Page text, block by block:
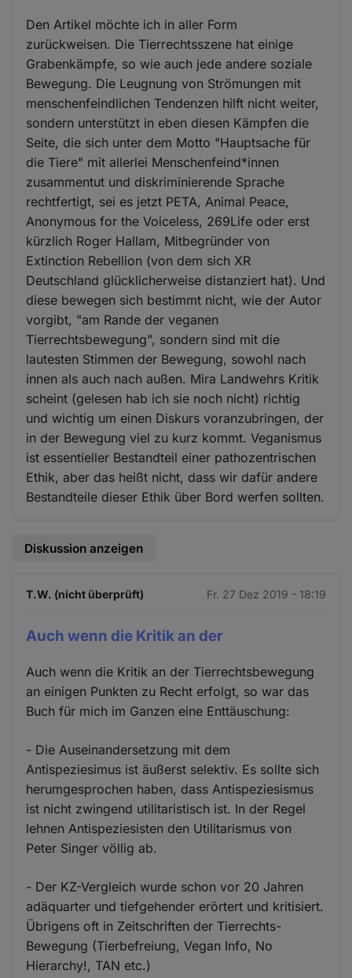
Den Artikel möchte ich in aller Form
zurückweisen. Die Tierrechtsszene hat einige
Grabenkämpfe, so wie auch jede andere soziale
Bewegung. Die Leugnung von Strömungen mit
menschenfeindlichen Tendenzen hilft nicht weiter,
sondern unterstützt in eben diesen Kämpfen die
Seite, die sich unter dem Motto "Hauptsache für
die Tiere" mit allerlei Menschenfeind*innen
zusammentut und diskriminierende Sprache
rechtfertigt, sei es jetzt PETA, Animal Peace,
Anonymous for the Voiceless, 269Life oder erst
kürzlich Roger Hallam, Mitbegründer von
Extinction Rebellion (von dem sich XR
Deutschland glücklicherweise distanziert hat). Und
diese bewegen sich bestimmt nicht, wie der Autor
vorgibt, "am Rande der veganen
Tierrechtsbewegung", sondern sind mit die
lautesten Stimmen der Bewegung, sowohl nach
innen als auch nach außen. Mira Landwehrs Kritik
scheint (gelesen hab ich sie noch nicht) richtig
und wichtig um einen Diskurs voranzubringen, der
in der Bewegung viel zu kurz kommt. Veganismus
ist essentieller Bestandteil einer pathozentrischen
Ethik, aber das heißt nicht, dass wir dafür andere
Bestandteile dieser Ethik über Bord werfen sollten.
Diskussion anzeigen
T.W. (nicht überprüft) Fr. 27 Dez 2019 - 18:19
Auch wenn die Kritik an der
Auch wenn die Kritik an der Tierrechtsbewegung
an einigen Punkten zu Recht erfolgt, so war das
Buch für mich im Ganzen eine Enttäuschung:
- Die Auseinandersetzung mit dem
Antispeziesimus ist äußerst selektiv. Es sollte sich
herumgesprochen haben, dass Antispeziesismus
ist nicht zwingend utilitaristisch ist. In der Regel
lehnen Antispeziesisten den Utilitarismus von
Peter Singer völlig ab.
- Der KZ-Vergleich wurde schon vor 20 Jahren
adäquarter und tiefgehender erörtert und kritisiert.
Übrigens oft in Zeitschriften der Tierrechts-
Bewegung (Tierbefreiung, Vegan Info, No
Hierarchy!, TAN etc.)